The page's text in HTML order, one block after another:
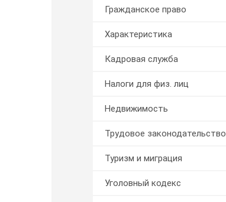
Гражданское право
Характеристика
Кадровая служба
Налоги для физ. лиц
Недвижимость
Трудовое законодательство
Туризм и миграция
Уголовный кодекс